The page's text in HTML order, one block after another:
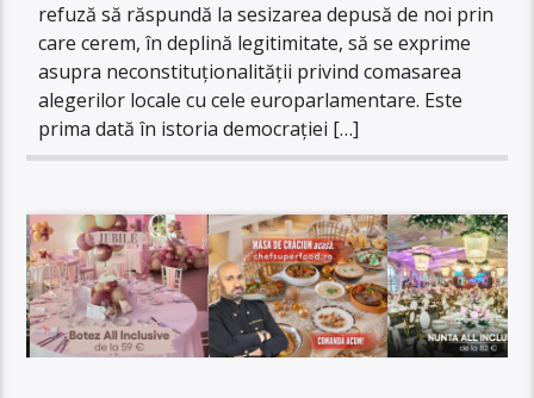
refuză să răspundă la sesizarea depusă de noi prin
care cerem, în deplină legitimitate, să se exprime
asupra neconstituționalității privind comasarea
alegerilor locale cu cele europarlamentare. Este
prima dată în istoria democrației […]